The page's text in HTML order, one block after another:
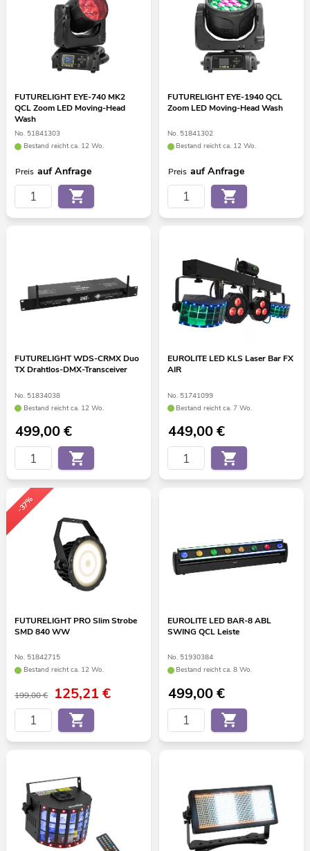
FUTURELIGHT EYE-740 MK2
QCL Zoom LED Moving-Head
Wash
No. 51841303
Bestand reicht ca. 12 Wo.
Preis auf Anfrage
FUTURELIGHT EYE-1940 QCL
Zoom LED Moving-Head Wash
No. 51841302
Bestand reicht ca. 12 Wo.
Preis auf Anfrage
FUTURELIGHT WDS-CRMX Duo
TX Drahtlos-DMX-Transceiver
No. 51834038
Bestand reicht ca. 12 Wo.
499,00€
EUROLITE LED KLS Laser Bar FX
AIR
No. 51741099
Bestand reicht ca. 7 Wo.
449,00€
-37%
FUTURELIGHT PRO Slim Strobe
SMD 840 WW
No. 51842715
Bestand reicht ca. 12 Wo.
199,00 € 125,21€
EUROLITE LED BAR-8 ABL
SWING QCL Leiste
No. 51930384
Bestand reicht ca. 8 Wo.
499,00€